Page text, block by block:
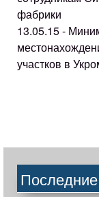
фабрики
13.05.15 -
участков в